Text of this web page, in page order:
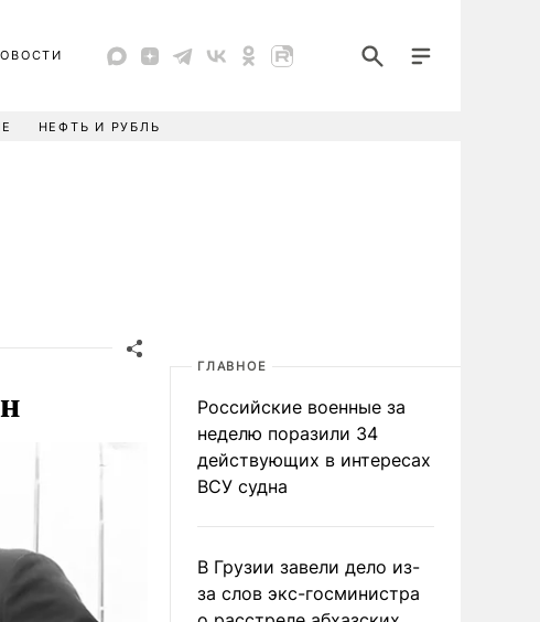
НЕФТЬ И РУБЛЬ
ГЛАВНОЕ
Российские военные за
неделю поразили 34
действующих в интересах
ВСУ судна
В Грузии завели дело из-
за слов экс-госминистра